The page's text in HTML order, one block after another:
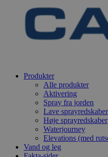
Produkter
Alle produkter
Aktivering
Spray fra jorden
Lave sprayredskaber
Høje sprayredskaber
Waterjourney
Elevations (med
Vand og leg